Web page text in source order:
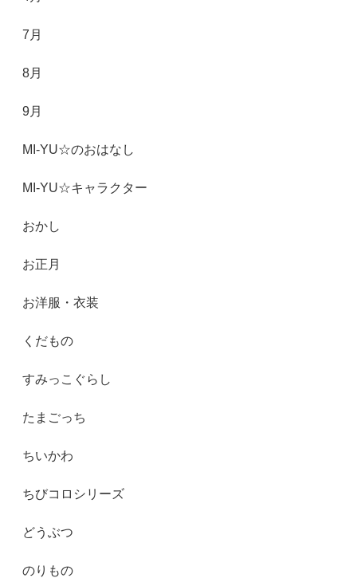
7月
8月
9月
MI-YU☆のおはなし
MI-YU☆キャラクター
おかし
お正月
お洋服・衣装
くだもの
すみっこぐらし
たまごっち
ちいかわ
ちびコロシリーズ
どうぶつ
のりもの